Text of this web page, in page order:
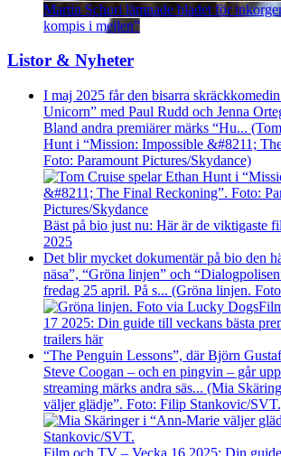
Martin Schori lämnade bladet för
kompis i mejlen”
Listor & Nyheter
I maj 2025 får den bisarra
Unicorn” med Paul Rudd och Jenna
Bland andra premiärer märks “Hu...
Hunt i “Mission: Impossible &#8211;
Foto: Paramount Pictures/Skydance)
Bäst på bio just nu: Här är de viktigaste
2025
Det blir mycket dokumentär på bio den
näsa”, “Gröna linjen” och
fredag 25 april. På s... (Gröna linjen.
17 2025: Din guide till veckans bästa
trailers här
“The Penguin Lessons”, där Björn
Steve Coogan – och en pingvin – går
streaming märks andra säs... (Mia
väljer glädje”. Foto: Filip Stankovic/
Film och TV – Vecka 16 2025: Din